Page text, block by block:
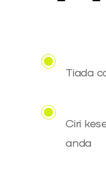
Tiada
Ciri
anda